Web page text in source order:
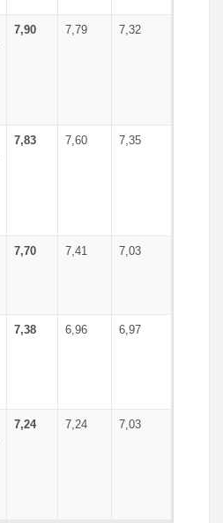
7,90 7,79 7,32
7,83 7,60 7,35
7,70 7,41 7,03
7,38 6,96 6,97
7,24 7,24 7,03